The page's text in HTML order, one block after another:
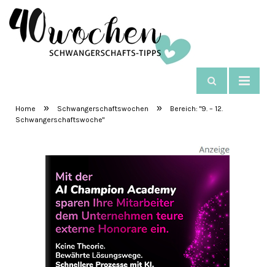
SchwangerschaftsTipps
Home » Schwangerschaftswochen »
Bereich: "9. – 12.
Schwangerschaftswoche"